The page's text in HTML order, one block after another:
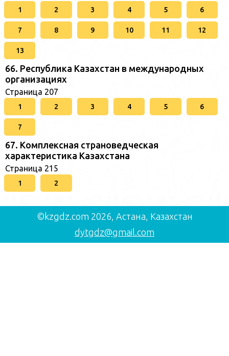
1 2 3 4 5 6
7 8 9 10 11 12
13
66. Республика Казахстан в международных
организациях
Страница 207
1 2 3 4 5 6
7
67. Комплексная страноведческая
характеристика Казахстана
Страница 215
1 2
©kzgdz.com 2026, Астана, Казахстан
dytgdz@gmail.com